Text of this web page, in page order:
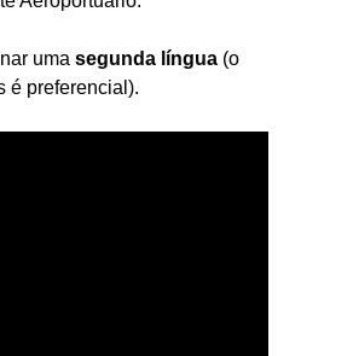
uma segunda língua (o
é preferencial).